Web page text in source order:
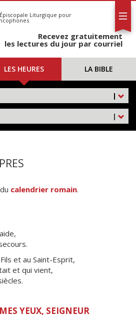
Liturgique pour
Recevez gratuitement
les lectures du jour par courriel
LES HEURES LA BIBLE
|
|
calendrier romain.
et au Saint-Esprit,
et qui vient,
YEUX, SEIGNEUR